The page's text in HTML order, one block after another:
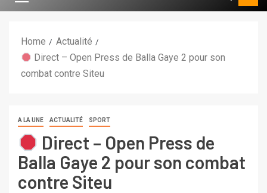
Home
Actualité
Direct – Open Press de Balla Gaye 2 pour son
combat contre Siteu
A LA UNE ACTUALITÉ SPORT
Direct – Open Press de
Balla Gaye 2 pour son combat
contre Siteu